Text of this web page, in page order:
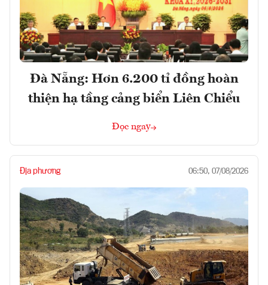
Đà Nẵng: Hơn 6.200 tỉ đồng hoàn
thiện hạ tầng cảng biển Liên Chiểu
Đọc ngay
Địa phương 06:50, 07/08/2026